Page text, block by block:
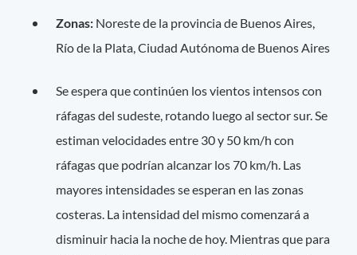
Zonas: Noreste de la provincia de Buenos Aires,
Río de la Plata, Ciudad Autónoma de Buenos Aires
Se espera que continúen los vientos intensos con
ráfagas del sudeste, rotando luego al sector sur. Se
estiman velocidades entre 30 y 50 km/h con
ráfagas que podrían alcanzar los 70 km/h. Las
mayores intensidades se esperan en las zonas
costeras. La intensidad del mismo comenzará a
disminuir hacia la noche de hoy. Mientras que para